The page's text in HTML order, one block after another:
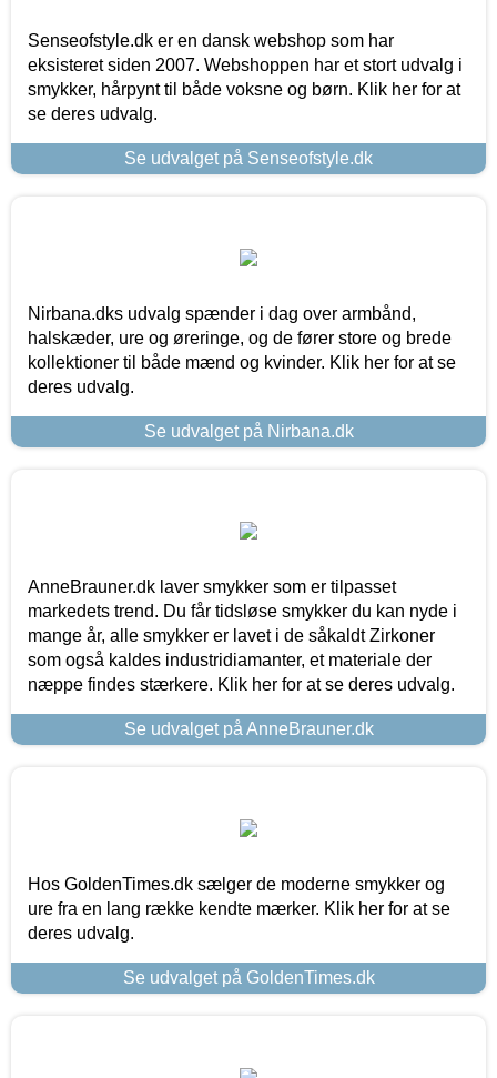
Senseofstyle.dk er en dansk webshop som har
eksisteret siden 2007. Webshoppen har et stort udvalg i
smykker, hårpynt til både voksne og børn. Klik her for at
se deres udvalg.
Se udvalget på Senseofstyle.dk
Nirbana.dks udvalg spænder i dag over armbånd,
halskæder, ure og øreringe, og de fører store og brede
kollektioner til både mænd og kvinder. Klik her for at se
deres udvalg.
Se udvalget på Nirbana.dk
AnneBrauner.dk laver smykker som er tilpasset
markedets trend. Du får tidsløse smykker du kan nyde i
mange år, alle smykker er lavet i de såkaldt Zirkoner
som også kaldes industridiamanter, et materiale der
næppe findes stærkere. Klik her for at se deres udvalg.
Se udvalget på AnneBrauner.dk
Hos GoldenTimes.dk sælger de moderne smykker og
ure fra en lang række kendte mærker. Klik her for at se
deres udvalg.
Se udvalget på GoldenTimes.dk